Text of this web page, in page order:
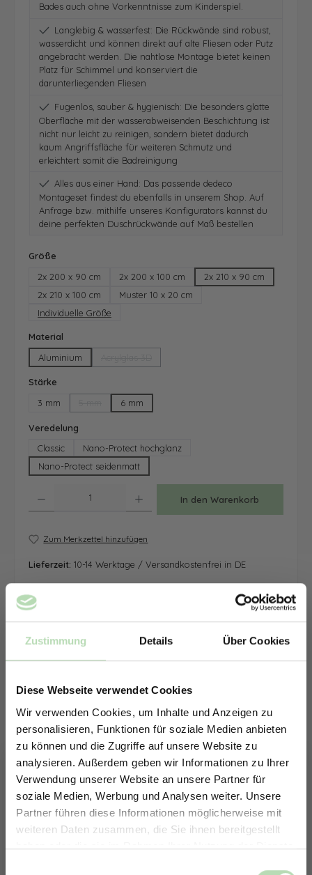
Zustimmung Details Über Cookies
Diese Webseite verwendet Cookies
Wir verwenden Cookies, um Inhalte und Anzeigen zu
personalisieren, Funktionen für soziale Medien anbieten
zu können und die Zugriffe auf unsere Website zu
analysieren. Außerdem geben wir Informationen zu Ihrer
Verwendung unserer Website an unsere Partner für
soziale Medien, Werbung und Analysen weiter. Unsere
Partner führen diese Informationen möglicherweise mit
weiteren Daten zusammen, die Sie ihnen bereitgestellt
haben oder die sie im Rahmen Ihrer Nutzung der Dienste
Bades auch ohne Vorkenntnisse zum Kinderspiel.
Langlebig & wasserfest: Die Rückwände sind robust,
wasserdicht und können direkt auf alte Fliesen oder Putz
angebracht werden. Die nahtlose Montage bietet keinen
Platz für Schimmel und konserviert die
darunterliegenden Fliesen
Fugenlos, sauber & hygienisch: Die besonders glatte
Oberfläche mit der wasserabweisenden Beschichtung ist
nicht nur leicht zu reinigen, sondern bietet dadurch
kaum Angriffsfläche für weiteren Schmutz und
erleichtert somit die Badreinigung
Alles aus einer Hand: Das passende dedeco
Montageset findest du ebenfalls in unserem Shop. Auf
Anfrage bzw. mithilfe unseres Konfigurators kannst du
deine perfekten Duschrückwände auf Maß bestellen
Größe
2x 200 x 90 cm
2x 200 x 100 cm
2x 210 x 90 cm
2x 210 x 100 cm
Muster 10 x 20 cm
Individuelle Größe
Material
Aluminium
Stärke
3 mm
(Diese Option ist zurzeit nicht verfügbar.)
6 mm
Veredelung
Classic
Nano-Protect hochglanz
Nano-Protect seidenmatt
In den Warenkorb
Zum Merkzettel hinzufügen
Lieferzeit: 10-14 Werktage / Versandkostenfrei in DE
ERHALTE 5% RABATT AUF
DEINE RÜCKWÄNDE